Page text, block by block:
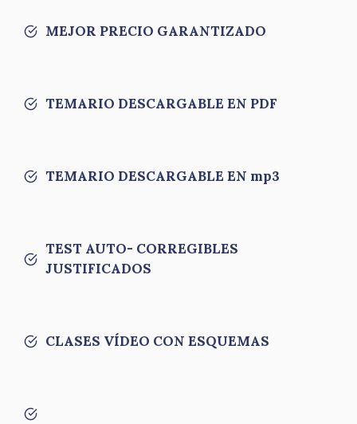
MEJOR PRECIO GARANTIZADO
TEMARIO DESCARGABLE EN PDF
TEMARIO DESCARGABLE EN mp3
TEST AUTO- CORREGIBLES
JUSTIFICADOS
CLASES VÍDEO CON ESQUEMAS